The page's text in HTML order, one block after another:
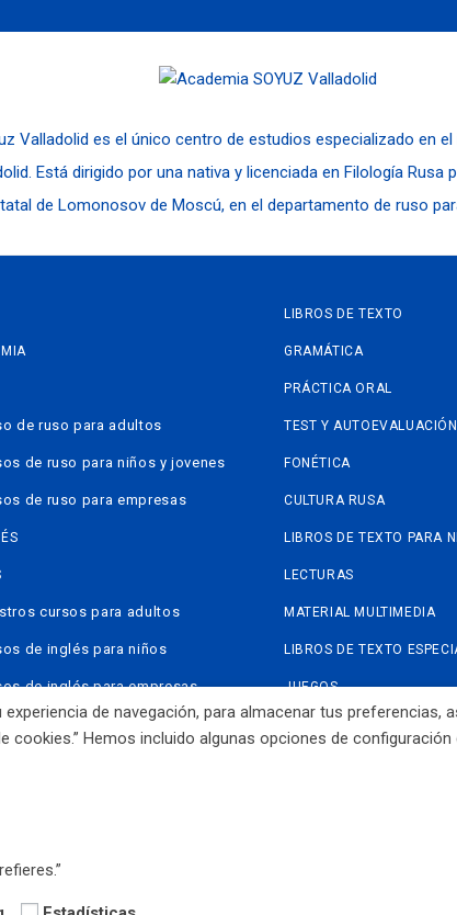
Valladolid es el único centro de estudios especializado en
Está dirigido por una nativa y licenciada en Filología Rusa
de Lomonosov de Moscú, en el departamento de ruso
de ruso para adultos
de ruso para niños y jovenes
de ruso para empresas
cursos para adultos
de inglés para niños
de inglés para empresas
ONLINE
LIBROS DE TEXTO
GRAMÁTICA
PRÁCTICA ORAL
TEST Y AUTOEVALUACIÓN
FONÉTICA
CULTURA RUSA
LIBROS DE TEXTO PARA
LECTURAS
MATERIAL MULTIMEDIA
LIBROS DE TEXTO
JUEGOS
LIBROS PARA EL
de navegación, para almacenar tus
cookies.” Hemos incluido algunas opciones de